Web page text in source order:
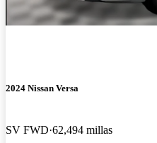
2024 Nissan Versa
SV FWD 62,494 millas